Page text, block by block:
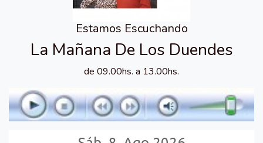
Estamos Escuchando
La Mañana De Los Duendes
de 09.00hs. a 13.00hs.